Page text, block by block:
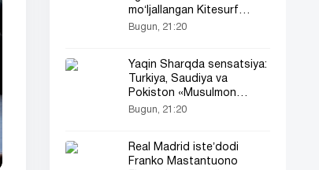
moʻljallangan Kitesurf
brauzerini taqdim etdi
Bugun, 21:20
Yaqin Sharqda sensatsiya:
Turkiya, Saudiya va
Pokiston «Musulmon
NATO»sini tuzdi!
Bugun, 21:20
Real Madrid isteʼdodi
Franko Mastantuono